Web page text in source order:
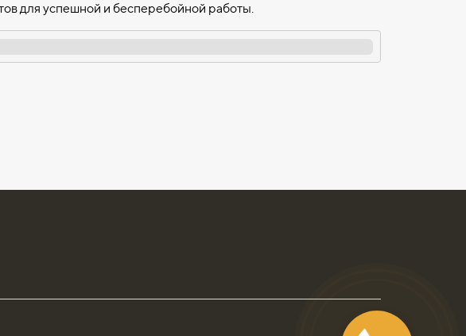
для успешной и бесперебойной работы.